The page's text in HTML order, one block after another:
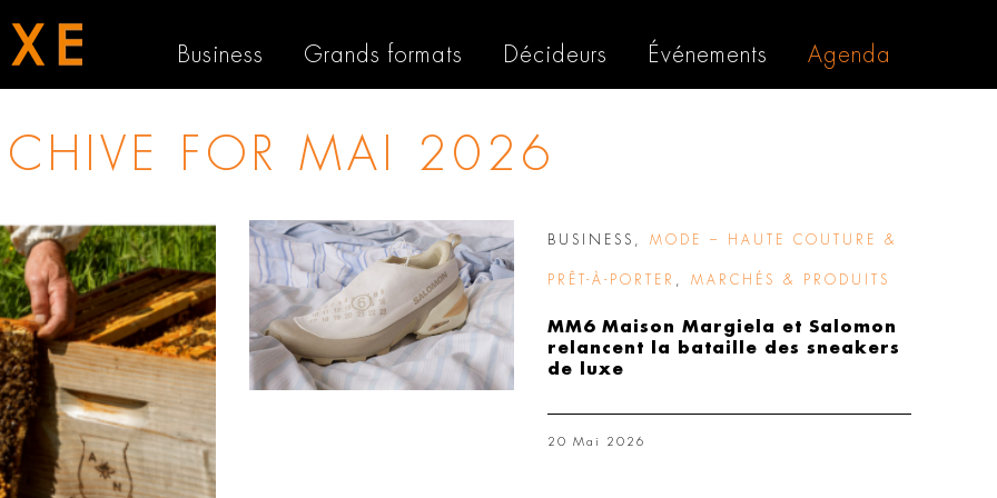
Business Grands formats Décideurs Événements Agenda
FOR MAI 2026
BUSINESS MODE – HAUTE COUTURE &
PRÊT-À-PORTER MARCHÉS & PRODUITS
MM6 Maison Margiela et Salomon
relancent la bataille des sneakers
de luxe
20 Mai 2026